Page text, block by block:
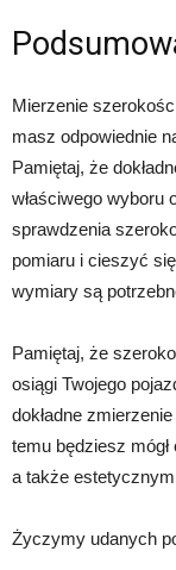
Mierzenie
masz odpowiednie
Pamiętaj, że
właściwego wyboru
sprawdzenia
pomiaru i cieszyć
wymiary są
Pamiętaj, że
osiągi Twojego
dokładne
temu będziesz
a także
Życzymy udanych